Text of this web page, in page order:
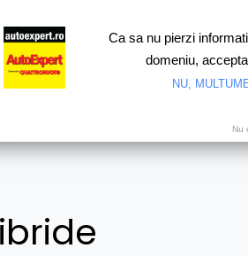
Test drive Motorsport
Ca sa nu pierzi
domeniu,
NU,
Nu